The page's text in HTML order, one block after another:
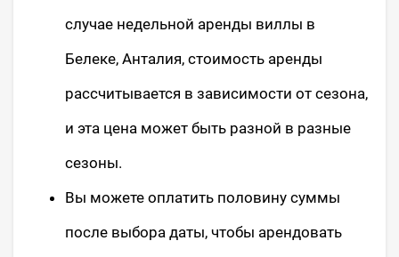
случае недельной аренды виллы в
Белеке, Анталия, стоимость аренды
рассчитывается в зависимости от сезона,
и эта цена может быть разной в разные
сезоны.
Вы можете оплатить половину суммы
после выбора даты, чтобы арендовать